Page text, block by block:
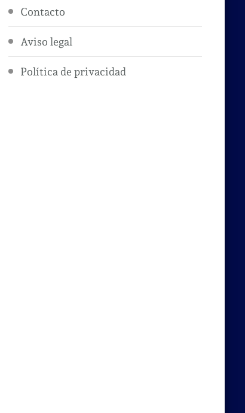
Contacto
Aviso legal
Política de privacidad